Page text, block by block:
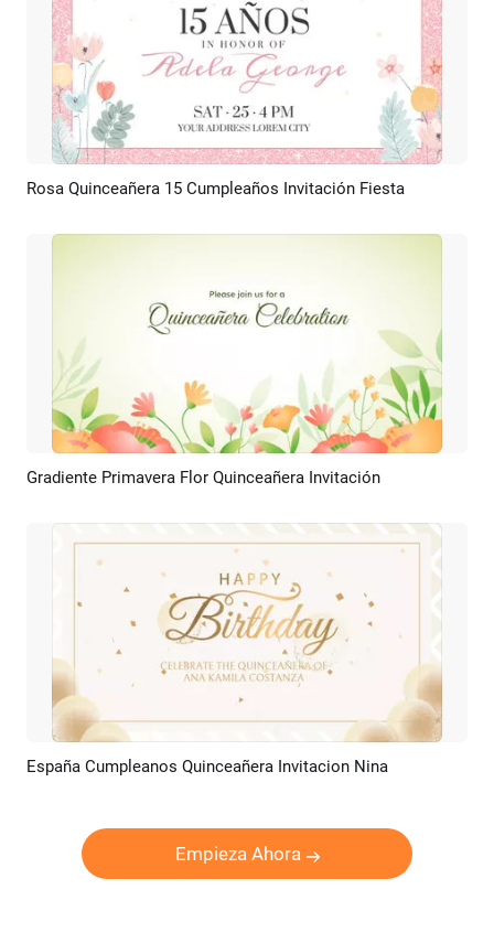
Previsualizar Crear IA
Rosa Quinceañera 15 Cumpleaños Invitación Fiesta
Previsualizar Crear IA
Gradiente Primavera Flor Quinceañera Invitación
Previsualizar Crear IA
España Cumpleanos Quinceañera Invitacion Nina
Empieza Ahora